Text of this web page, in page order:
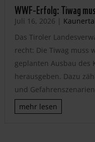
WWF-Erfolg: Tiwag
Juli 16, 2026 | Kaunertal
Das Tiroler
recht: Die Tiwag muss
geplanten Ausbau des
herausgeben. Dazu
und
mehr lesen